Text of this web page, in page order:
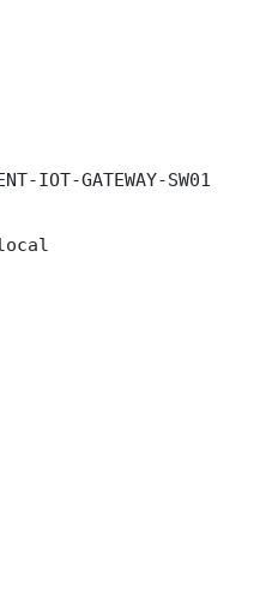
IOT-GATEWAY-SW01